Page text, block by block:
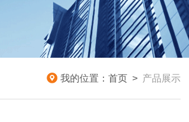
我的位置： 首页 > 产品展示